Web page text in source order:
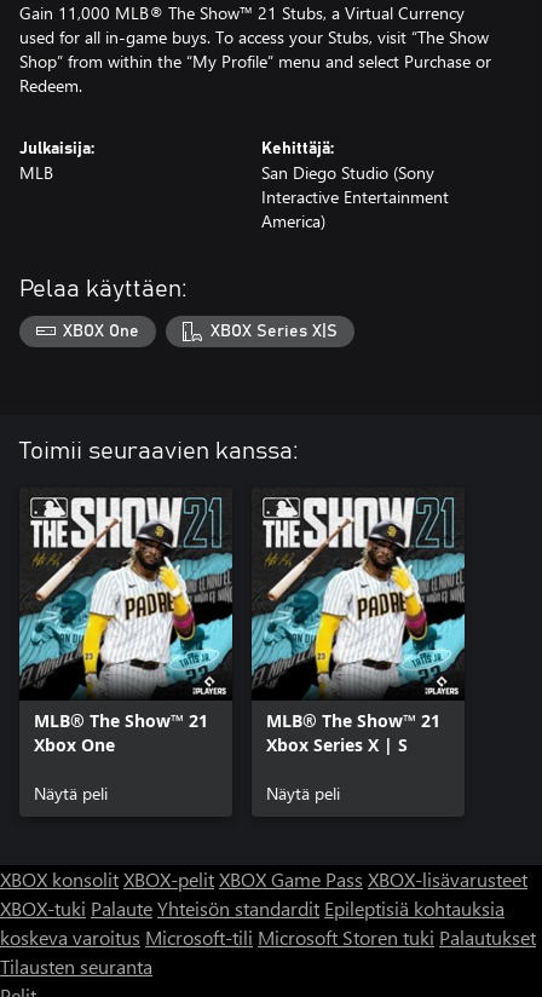
Gain 11,000 MLB® The Show™ 21 Stubs, a Virtual Currency
used for all in-game buys. To access your Stubs, visit “The Show
Shop” from within the “My Profile” menu and select Purchase or
Redeem.
Julkaisija:
MLB
Kehittäjä:
San Diego Studio (Sony
Interactive Entertainment
America)
Pelaa käyttäen:
XBOX One XBOX Series X|S
Toimii seuraavien kanssa:
MLB® The Show™ 21
Xbox One
Näytä peli
MLB® The Show™ 21
Xbox Series X | S
Näytä peli
XBOX konsolitXBOX-pelitXBOX Game Pass XBOX-lisävarusteet
XBOX-tuki PalauteYhteisön standardit Epileptisiä kohtauksia
koskeva varoitus Microsoft-tili Microsoft Storen tuki Palautukset
Tilausten seuranta